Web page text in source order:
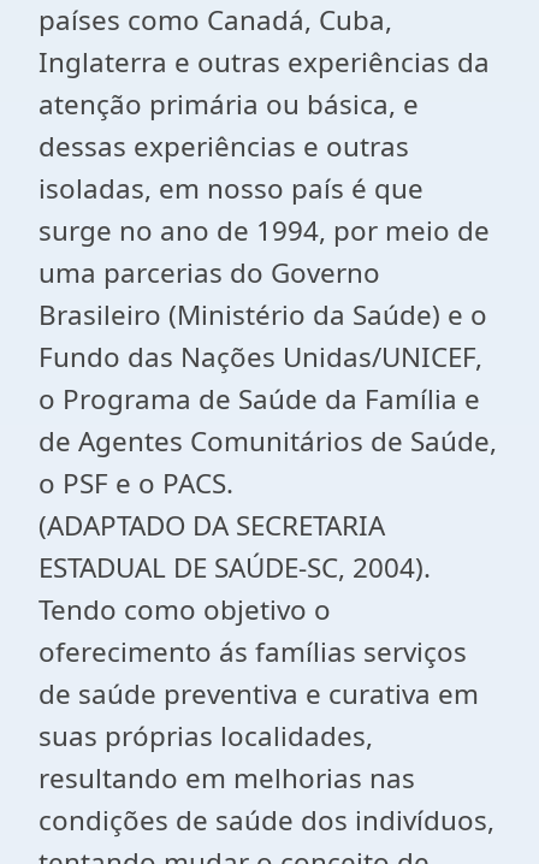
países como Canadá, Cuba,
Inglaterra e outras experiências da
atenção primária ou básica, e
dessas experiências e outras
isoladas, em nosso país é que
surge no ano de 1994, por meio de
uma parcerias do Governo
Brasileiro (Ministério da Saúde) e o
Fundo das Nações Unidas/UNICEF,
o Programa de Saúde da Família e
de Agentes Comunitários de Saúde,
o PSF e o PACS.
(ADAPTADO DA SECRETARIA
ESTADUAL DE SAÚDE-SC, 2004).
Tendo como objetivo o
oferecimento ás famílias serviços
de saúde preventiva e curativa em
suas próprias localidades,
resultando em melhorias nas
condições de saúde dos indivíduos,